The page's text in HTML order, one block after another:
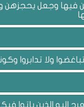
فيها وجعل
ولا تدابروا
اليه الذين باتوا